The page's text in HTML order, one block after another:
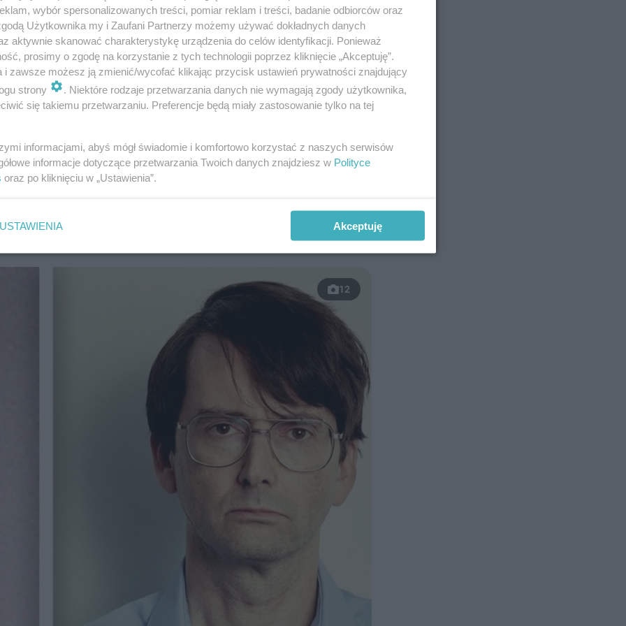
"Magic Mike"
za chwile wystartują prace na planie. Na ten moment wiemy
nakręcona przezDereka Ciafrance'a, czyli twórcę "Światła
również główne nazwisko w obsadzie.
Włamywacza Jeffreya
Myślicie, że pasuje do tej roli i jest szansa na dobre
12
wybór spersonalizowanych treści, pomiar reklam i treści, badanie odbiorców oraz
Użytkownika my i Zaufani Partnerzy możemy używać dokładnych danych
aktywnie skanować charakterystykę urządzenia do celów identyfikacji. Ponieważ
prosimy o zgodę na korzystanie z tych technologii poprzez kliknięcie „Akceptuję”.
i zawsze możesz ją zmienić/wycofać klikając przycisk ustawień prywatności znajdujący
strony
. Niektóre rodzaje przetwarzania danych nie wymagają zgody użytkownika,
się takiemu przetwarzaniu. Preferencje będą miały zastosowanie tylko na tej
informacjami, abyś mógł świadomie i komfortowo korzystać z naszych serwisów
informacje dotyczące przetwarzania Twoich danych znajdziesz w Polityce
oraz po kliknięciu w „Ustawienia”.
USTAWIENIA Akceptuję